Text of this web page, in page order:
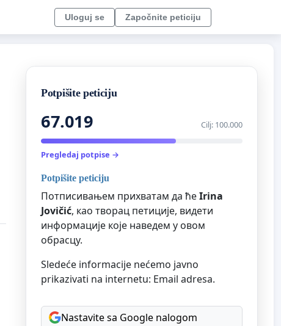
Uloguj se Započnite peticiju
Potpišite peticiju
67.019 Cilj: 100.000
Pregledaj potpise →
Potpišite peticiju
Потписивањем прихватам да ћеIrina
Jovičić, као творац петиције, видети
информације које наведем у овом
обрасцу.
Sledeće informacije nećemo javno
prikazivati na internetu: Email adresa.
Nastavite sa Google nalogom